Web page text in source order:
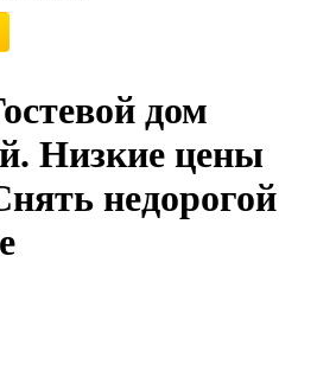
дом
Низкие цены
недорогой